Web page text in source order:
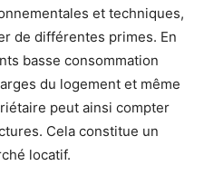
et techniques,
de différentes primes. En
basse consommation
du logement et même
peut ainsi compter
Cela constitue un
locatif.